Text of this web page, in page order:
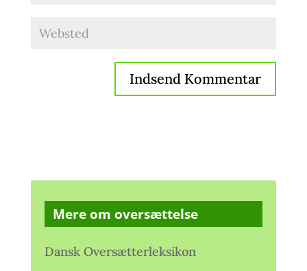
Mere om oversættelse
Dansk Oversætterleksikon